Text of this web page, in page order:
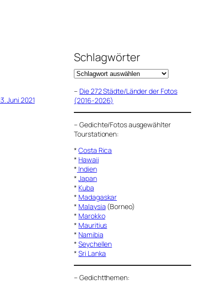
Juni 2021
Schlagwörter
– Die 272 Städte/Länder der Fotos
(2016-2026)
–Gedichte/Fotos ausgewählter
Tourstationen:
*Costa Rica
* Hawaii
* Indien
*Japan
* Kuba
* Madagaskar
* Malaysia (Borneo)
* Marokko
* Mauritius
* Namibia
*Seychellen
*Sri Lanka
–Gedichtthemen: